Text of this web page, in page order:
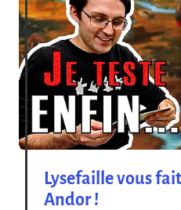
Lysefaille vous
Andor !